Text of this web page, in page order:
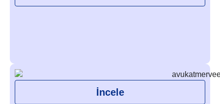
İncele